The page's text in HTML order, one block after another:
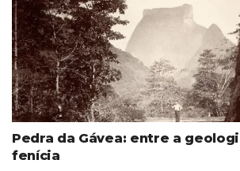
Pedra da Gávea: entre a
fenícia